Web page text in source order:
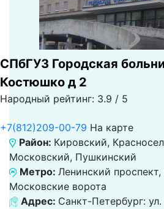
СПбГУЗ Городская
Костюшко д 2
Народный рейтинг: 3.9 / 5
+7(812)209-00-79 На карте
Район: Кировский,
Московский, Пушкинский
Метро: Ленинский
Московские ворота
Адрес: Санкт-Петербург: